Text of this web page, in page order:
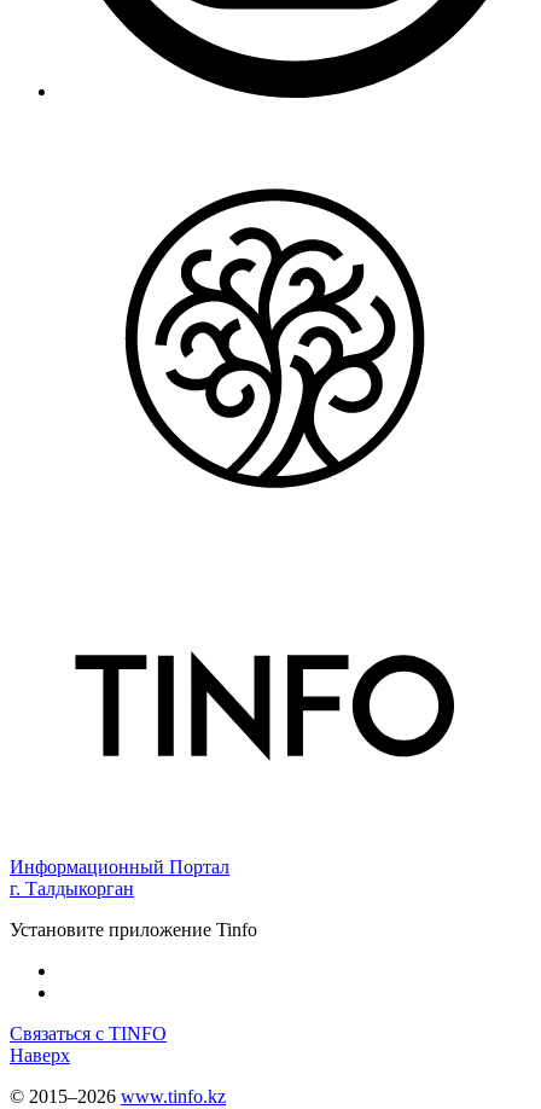
Информационный Портал
г. Талдыкорган
Установите приложение Tinfo
Связаться с TINFO
Наверх
© 2015–2026 www.tinfo.kz